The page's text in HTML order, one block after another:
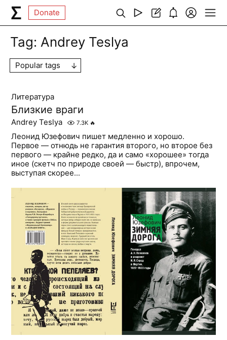
Donate
Tag: Andrey Teslya
Popular tags
Литература
Близкие враги
Andrey Teslya 7.3K 🔥
Леонид Юзефович пишет медленно и хорошо.
Первое — отнюдь не гарантия второго, но второе без
первого — крайне редко, да и само «хорошее» тогда
иное (скетч по природе своей — быстр), впрочем,
выступая скорее...